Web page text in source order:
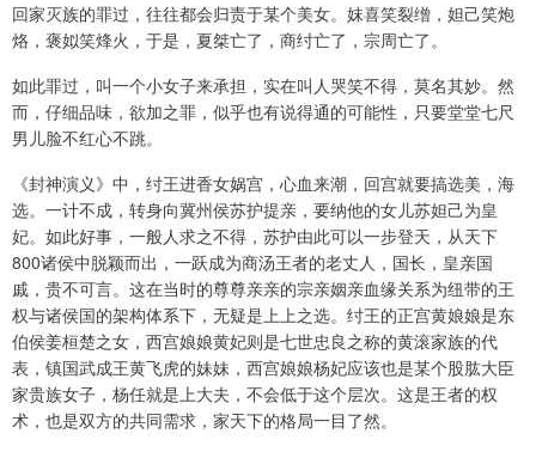
回家灭族的罪过，往往都会归责于某个美女。妺喜笑裂缯，妲己笑炮
烙，褒姒笑烽火，于是，夏桀亡了，商纣亡了，宗周亡了。
如此罪过，叫一个小女子来承担，实在叫人哭笑不得，莫名其妙。然
而，仔细品味，欲加之罪，似乎也有说得通的可能性，只要堂堂七尺
男儿脸不红心不跳。
《封神演义》中，纣王进香女娲宫，心血来潮，回宫就要搞选美，海
选。一计不成，转身向冀州侯苏护提亲，要纳他的女儿苏妲己为皇
妃。如此好事，一般人求之不得，苏护由此可以一步登天，从天下
800诸侯中脱颖而出，一跃成为商汤王者的老丈人，国长，皇亲国
戚，贵不可言。这在当时的尊尊亲亲的宗亲姻亲血缘关系为纽带的王
权与诸侯国的架构体系下，无疑是上上之选。纣王的正宫黄娘娘是东
伯侯姜桓楚之女，西宫娘娘黄妃则是七世忠良之称的黄滚家族的代
表，镇国武成王黄飞虎的妹妹，西宫娘娘杨妃应该也是某个股肱大臣
家贵族女子，杨任就是上大夫，不会低于这个层次。这是王者的权
术，也是双方的共同需求，家天下的格局一目了然。